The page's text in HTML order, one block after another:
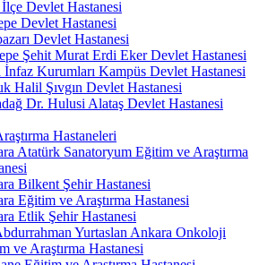
Devlet Hastanesi
Devlet Hastanesi
Devlet Hastanesi
Şehit Murat Erdi Eker Devlet Hastanesi
İnfaz Kurumları Kampüs Devlet Hastanesi
Halil Şıvgın Devlet Hastanesi
Dr. Hulusi Alataş Devlet Hastanesi
Hastaneleri
Atatürk Sanatoryum Eğitim ve Araştırma
Bilkent Şehir Hastanesi
Eğitim ve Araştırma Hastanesi
Etlik Şehir Hastanesi
Yurtaslan Ankara Onkoloji
ve Araştırma Hastanesi